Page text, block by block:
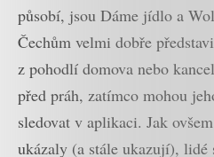
působí, jsou Dáme jídlo a
Čechům velmi dobře
z pohodlí domova nebo
před práh, zatímco mohou
sledovat v aplikaci. Jak
ukázaly (a stále ukazují), lidé